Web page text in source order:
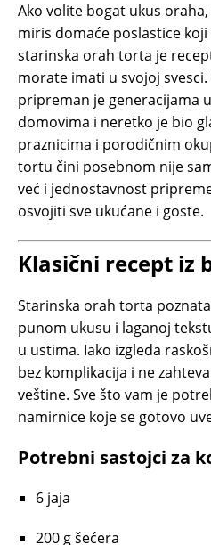
Ako volite bogat ukus
miris domaće poslastice
starinska orah torta je
morate imati u svojoj
pripreman je generacijama
domovima i neretko je bio
praznicima i porodičnim
tortu čini posebnom nije
već i jednostavnost
osvojiti sve ukućane i goste.
Klasični recept iz
Starinska orah torta
punom ukusu i laganoj
u ustima. Iako izgleda
bez komplikacija i ne
veštine. Sve što vam je
namirnice koje se gotovo
Potrebni sastojci za
6 jaja
200 g šećera